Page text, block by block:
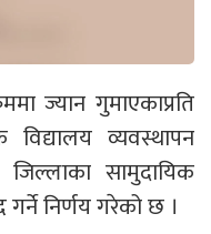
ज्यान गुमाएकाप्रति
विद्यालय व्यवस्थापन
सामुदायिक
निर्णय गरेको छ ।